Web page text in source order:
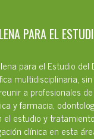
PARA EL
para el Estudio del
multidisciplinaria,
a profesionales
y farmacia,
estudio y
clínica en esta